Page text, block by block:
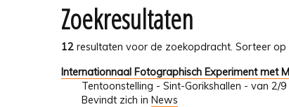
Zoekresultaten
12 resultaten voor de zoekopdracht. Sorteer op
Internationnaal Fotographisch Experiment met
Tentoonstelling - Sint-Gorikshallen - van 2/
Bevindt zich in News